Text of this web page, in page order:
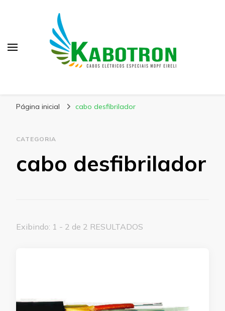
Página inicial cabo desfibrilador
CATEGORIA
cabo desfibrilador
Exibindo: 1 - 2 de 2 RESULTADOS